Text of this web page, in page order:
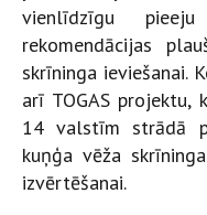
vienlīdzīgu
rekomendācijas
skrīninga ieviešanai.
arī TOGAS projektu,
14 valstīm strādā
kuņģa vēža
izvērtēšanai.